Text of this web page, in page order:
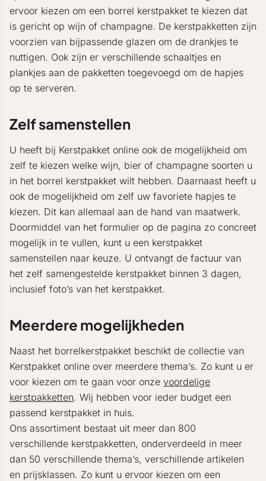
ervoor kiezen om een borrel kerstpakket te kiezen dat
is gericht op wijn of champagne. De kerstpakketten zijn
voorzien van bijpassende glazen om de drankjes te
nuttigen. Ook zijn er verschillende schaaltjes en
plankjes aan de pakketten toegevoegd om de hapjes
op te serveren.
Zelf samenstellen
U heeft bij Kerstpakket online ook de mogelijkheid om
zelf te kiezen welke wijn, bier of champagne soorten u
in het borrel kerstpakket wilt hebben. Daarnaast heeft u
ook de mogelijkheid om zelf uw favoriete hapjes te
kiezen. Dit kan allemaal aan de hand van maatwerk.
Doormiddel van het formulier op de pagina zo concreet
mogelijk in te vullen, kunt u een kerstpakket
samenstellen naar keuze. U ontvangt de factuur van
het zelf samengestelde kerstpakket binnen 3 dagen,
inclusief foto’s van het kerstpakket.
Meerdere mogelijkheden
Naast het borrelkerstpakket beschikt de collectie van
Kerstpakket online over meerdere thema’s. Zo kunt u er
voor kiezen om te gaan voor onze voordelige
kerstpakketten. Wij hebben voor ieder budget een
passend kerstpakket in huis.
Ons assortiment bestaat uit meer dan 800
verschillende kerstpakketten, onderverdeeld in meer
dan 50 verschillende thema’s, verschillende artikelen
en prijsklassen. Zo kunt u ervoor kiezen om een